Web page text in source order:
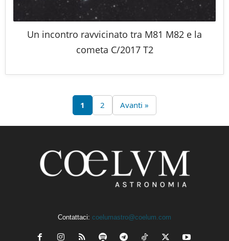
Un incontro ravvicinato tra M81 M82 e la
cometa C/2017 T2
1 2 Avanti »
Contattaci: coelumastro@coelum.com